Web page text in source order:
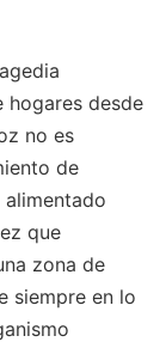
hogares desde
no es
de
que
zona de
siempre en lo